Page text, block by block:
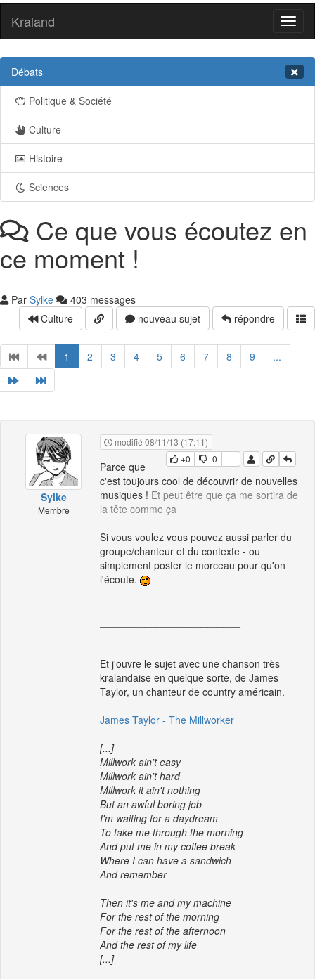
Kraland
Débats
Politique & Société
Culture
Histoire
Sciences
Ce que vous écoutez en
ce moment !
Par Sylke
403 messages
Culture
nouveau sujet répondre
1 2 3 4 5 6 7 8 9 ...
Sylke
Membre
modifié 08/11/13 (17:11)
+0
-0
Parce que
c'est toujours cool de découvrir de nouvelles
musiques ! Et peut être que ça me sortira de
la tête comme ça
Si vous voulez vous pouvez aussi parler du
groupe/chanteur et du contexte - ou
simplement poster le morceau pour qu'on
l'écoute.
Et j'ouvre le sujet avec une chanson très
kralandaise en quelque sorte, de James
Taylor, un chanteur de country américain.
James Taylor - The Millworker
[...]
Millwork ain't easy
Millwork ain't hard
Millwork it ain't nothing
But an awful boring job
I'm waiting for a daydream
To take me through the morning
And put me in my coffee break
Where I can have a sandwich
And remember
Then it's me and my machine
For the rest of the morning
For the rest of the afternoon
And the rest of my life
[...]